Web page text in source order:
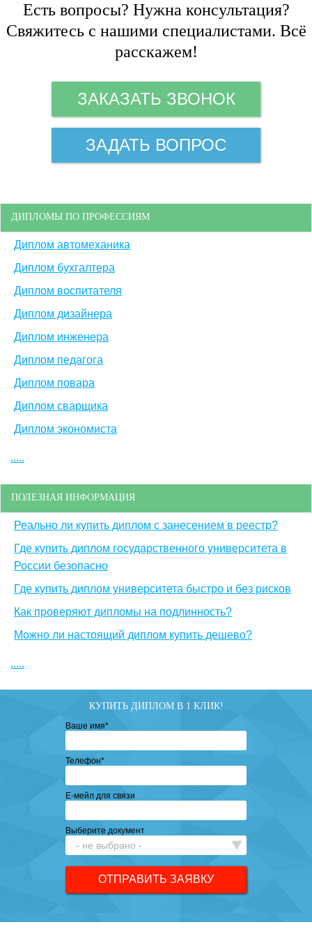
Есть вопросы? Нужна консультация?
Свяжитесь с нашими специалистами. Всё
расскажем!
ЗАКАЗАТЬ ЗВОНОК
ЗАДАТЬ ВОПРОС
ДИПЛОМЫ ПО ПРОФЕССИЯМ
Диплом автомеханика
Диплом бухгалтера
Диплом воспитателя
Диплом дизайнера
Диплом инженера
Диплом педагога
Диплом повара
Диплом сварщика
Диплом экономиста
.....
ПОЛЕЗНАЯ ИНФОРМАЦИЯ
Реально ли купить диплом с занесением в реестр?
Где купить диплом государственного университета в
России безопасно
Где купить диплом университета быстро и без рисков
Как проверяют дипломы на подлинность?
Можно ли настоящий диплом купить дешево?
.....
КУПИТЬ ДИПЛОМ В 1 КЛИК!
Ваше имя*
Телефон*
Е-мейл для связи
Выберите документ